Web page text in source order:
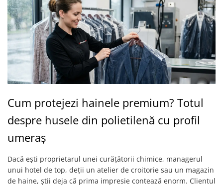
Cum protejezi hainele premium? Totul
despre husele din polietilenă cu profil
umeraș
Dacă ești proprietarul unei curățătorii chimice, managerul
unui hotel de top, deții un atelier de croitorie sau un magazin
de haine, știi deja că prima impresie contează enorm. Clientul